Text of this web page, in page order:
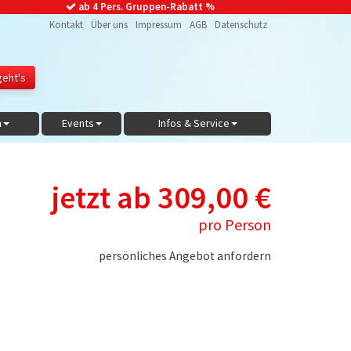
ab 4 Pers. Gruppen-Rabatt %
Kontakt
Über uns Impressum AGB Datenschutz
Events Infos & Service
jetzt ab 309,00 €
pro Person
persönliches Angebot anfordern